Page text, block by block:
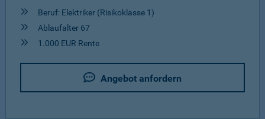
Beruf: Elektriker (Risikoklasse 1)
Ablaufalter 67
1.000 EUR Rente
Angebot anfordern